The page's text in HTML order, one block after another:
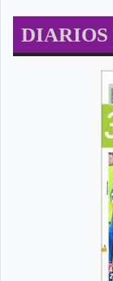
DIARIOS